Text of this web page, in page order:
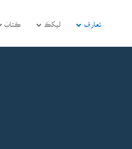
تعارف ليکڪ ڪِتابَ